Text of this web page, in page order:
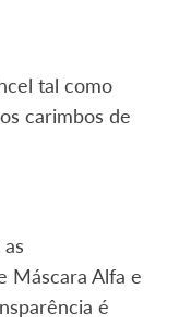
tal como
carimbos de
Máscara Alfa e
é